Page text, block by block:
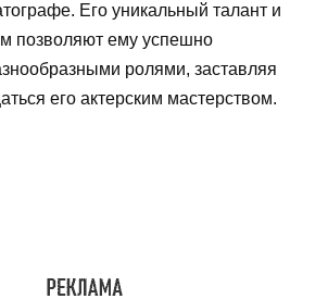
Его уникальный талант и
позволяют ему успешно
ролями, заставляя
его актерским мастерством.